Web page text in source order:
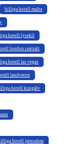
billiga hotell malta
hotell lysekil
london centralt
hotell las vegas
landvetter
hotell kungälv
hotell jerusalem